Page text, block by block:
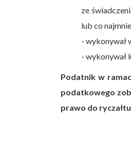
ze
lub co
- wykonywał
- wykonywał
Podatnik w
podatkowego
prawo do